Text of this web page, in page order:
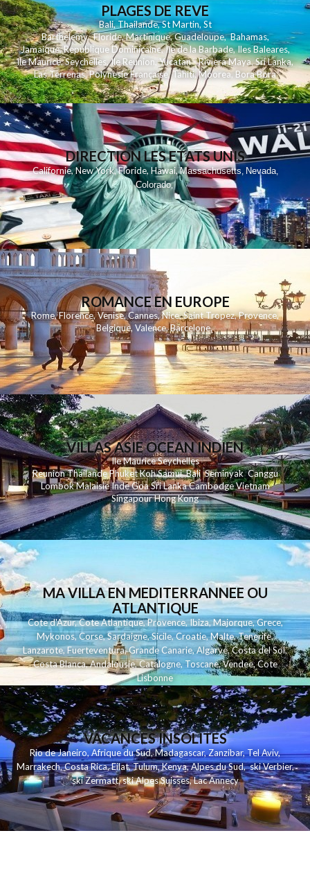
PLAGES DE REVE
Bali,Thailande,St Martin,St
Barthelemy,Floride,Martinique,Guadeloupe,Bahamas,
Jamaique,Republique Dominicaine,Ile de la Barbade,Iles Baleares,
Ile Maurice,Seychelles,Ile Reunion,Yucatan - Riviera Maya,Sri Lanka,
Las Terrenas,Polynesie Française,Tahiti,Moorea, Bora Bora
DIRECTION LES ETATS UNIS
Californie,New York,Floride,Hawai,Massachusetts, Nevada,
Colorado,
ROMANCE EN EUROPE
Rome,Florence,Venise,Cannes,Nice,Saint Tropez,Provence,
Belgique,Valence,Barcelone,
VILLAS ASIE OCEAN INDIEN
Ile MauriceSeychelles
ReunionThailandePhuketKohSamui Bali SeminyakCanggu
LombokMalaisieIndeGoaSri LankaCambodgeVietnam
SingapourHong Kong
MA VILLA EN MEDITERRANNEE OU
ATLANTIQUE
Cote d'Azur,Cote Atlantique,Provence,Ibiza,Majorque,Grece,
Mykonos,Corse,Sardaigne,Sicile,Croatie,Malte,Tenerife,
Lanzarote,Fuerteventura,Grande Canarie,Algarve,Costa del Sol,
Costa Blanca,Andalousie,Catalogne,Toscane,Vendee,Cote
Lisbonne
VACANCES INSOLITES
Rio de Janeiro,Afrique du Sud,Madagascar,Zanzibar,Tel Aviv,
Marrakech,Costa Rica,Eilat,Tulum,Kenya,Alpes du Sud,ski Verbier,
ski Zermatt,ski Alpes Suisses,Lac Annecy